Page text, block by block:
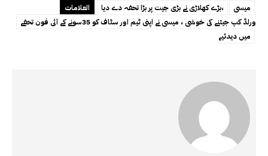
العلامات بڑے کھلاڑی نے بڑی جیت پر بڑا تحفہ دے دیا،
میسی
ورلڈ کپ جیتنے کی خوشی ، میسی نے اپنی ٹیم اور سٹاف کو 35سونے کے آئی فون تحفے
میں دیدئیے